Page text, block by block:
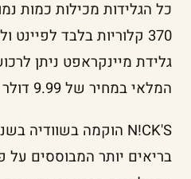
כל הגלידות מכילות כמות
370 קלוריות בלבד
גלידת מיינקראפט ניתן
המלאי במחיר של 9.99 דולר לפיינט ב
בריאים יותר המבוססים על